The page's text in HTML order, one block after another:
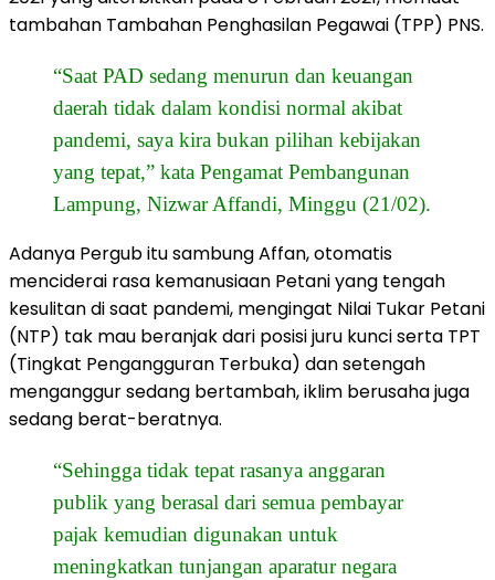
tambahan Tambahan Penghasilan Pegawai (TPP) PNS.
“Saat PAD sedang menurun dan keuangan
daerah tidak dalam kondisi normal akibat
pandemi, saya kira bukan pilihan kebijakan
yang tepat,” kata Pengamat Pembangunan
Lampung, Nizwar Affandi, Minggu (21/02).
Adanya Pergub itu sambung Affan, otomatis
menciderai rasa kemanusiaan Petani yang tengah
kesulitan di saat pandemi, mengingat Nilai Tukar Petani
(NTP) tak mau beranjak dari posisi juru kunci serta TPT
(Tingkat Pengangguran Terbuka) dan setengah
menganggur sedang bertambah, iklim berusaha juga
sedang berat-beratnya.
“Sehingga tidak tepat rasanya anggaran
publik yang berasal dari semua pembayar
pajak kemudian digunakan untuk
meningkatkan tunjangan aparatur negara